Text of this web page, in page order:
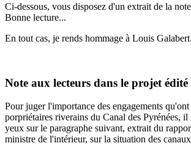
Ci-dessous, vous disposez d'un extrait de la
Bonne lecture...
En tout cas, je rends hommage à Louis Galabert.
Note aux lecteurs dans le projet édité
Pour juger l'importance des engagements
porpriétaires riverains du Canal des Pyrénées,
yeux sur le paragraphe suivant, extrait du
ministre de l'intérieur, sur la situation des